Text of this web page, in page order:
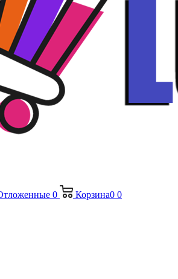
0 Корзина0 0